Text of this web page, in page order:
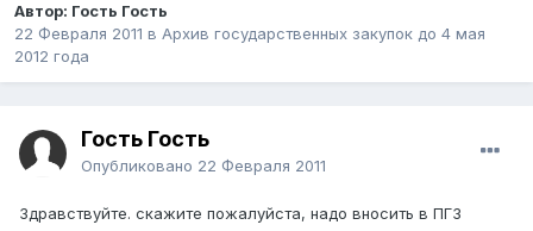
Автор: Гость Гость
22 Февраля 2011 в Архив государственных закупок до 4 мая
2012 года
Гость Гость
Опубликовано 22 Февраля 2011
Здравствуйте. скажите пожалуйста, надо вносить в ПГЗ